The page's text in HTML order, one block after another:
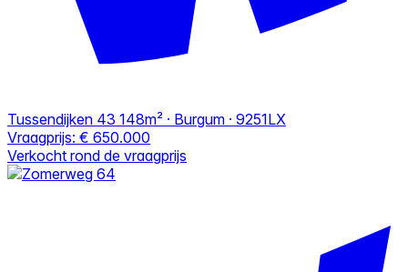
Tussendijken 43 148m² · Burgum · 9251LX
Vraagprijs: € 650.000
Verkocht rond de vraagprijs